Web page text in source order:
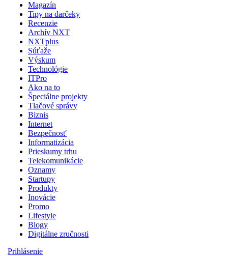
Magazín
Tipy na darčeky
Recenzie
Archív NXT
NXTplus
Súťaže
Výskum
Technológie
ITPro
Ako na to
Špeciálne projekty
Tlačové správy
Biznis
Internet
Bezpečnosť
Informatizácia
Prieskumy trhu
Telekomunikácie
Oznamy
Startupy
Produkty
Inovácie
Promo
Lifestyle
Blogy
Digitálne zručnosti
Prihlásenie